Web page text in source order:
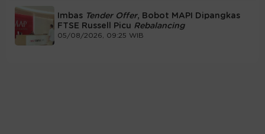
Imbas Tender Offer, Bobot MAPI Dipangkas
FTSE Russell Picu Rebalancing
05/08/2026, 09:25 WIB